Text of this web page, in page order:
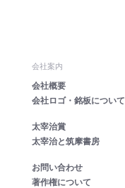
会社案内
会社概要
会社ロゴ・銘板について
太宰治賞
太宰治と筑摩書房
お問い合わせ
著作権について